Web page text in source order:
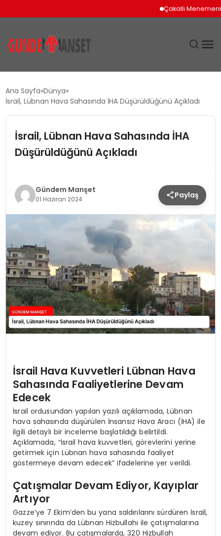
Çakallı Menemeni
EKONOMI
SPOR
TEKNOLOJI
YAŞAM
Ana Sayfa Dünya
İsrail, Lübnan Hava Sahasında İHA Düşürüldüğünü Açıkladı
İsrail, Lübnan Hava Sahasında İHA
Düşürüldüğünü Açıkladı
Gündem Manşet
01 Haziran 2024 Paylaş
İsrail Hava Kuvvetleri Lübnan Hava
Sahasında Faaliyetlerine Devam
Edecek
İsrail ordusundan yapılan yazılı açıklamada, Lübnan
hava sahasında düşürülen İnsansız Hava Aracı (İHA) ile
ilgili detaylı bir inceleme başlatıldığı belirtildi.
Açıklamada, “İsrail hava kuvvetleri, görevlerini yerine
getirmek için Lübnan hava sahasında faaliyet
göstermeye devam edecek” ifadelerine yer verildi.
Çatışmalar Devam Ediyor, Kayıplar
Artıyor
Gazze’ye 7 Ekim’den bu yana saldırılarını sürdüren İsrail,
kuzey sınırında da Lübnan Hizbullahı ile çatışmalarına
devam ediyor. Bu çatışmalarda, 320 Hizbullah